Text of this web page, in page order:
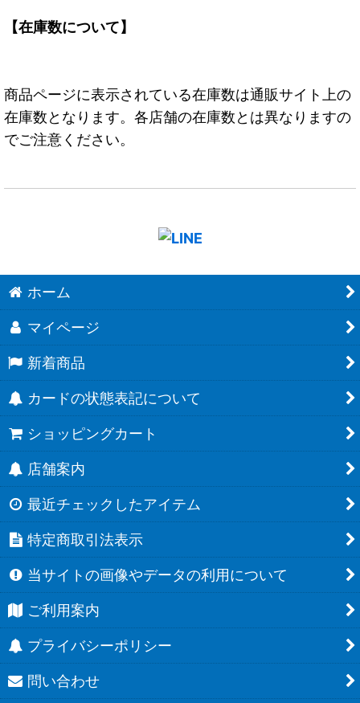
【在庫数について】
商品ページに表示されている在庫数は通販サイト上の
在庫数となります。各店舗の在庫数とは異なりますの
でご注意ください。
ホーム
マイページ
新着商品
カードの状態表記について
ショッピングカート
店舗案内
最近チェックしたアイテム
特定商取引法表示
当サイトの画像やデータの利用について
ご利用案内
プライバシーポリシー
問い合わせ